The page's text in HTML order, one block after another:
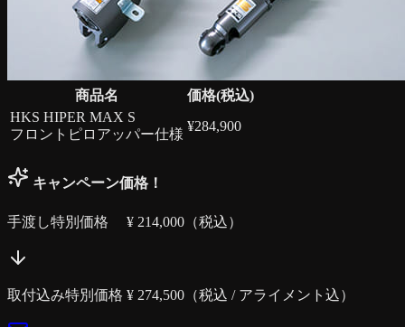
商品名
価格(税込)
HKS HIPER MAX S
フロントピロアッパー仕様
¥284,900
キャンペーン価格！
手渡し特別価格 ¥ 214,000 （税込）
取付込み特別価格 ¥ 274,500 （税込 / アライメント込）